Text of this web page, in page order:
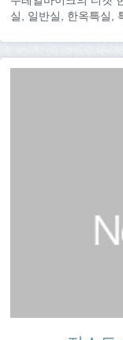
실, 일반실, 한옥특실,